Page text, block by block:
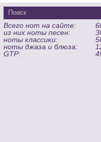
Всего нот на сайте:
из них ноты песен:
ноты классики:
ноты джаза и блюза:
GTP: